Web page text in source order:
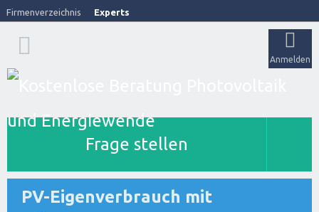
Firmenverzeichnis Experts
Anmelden
Frage stellen
PV-Eigenverbrauch mit